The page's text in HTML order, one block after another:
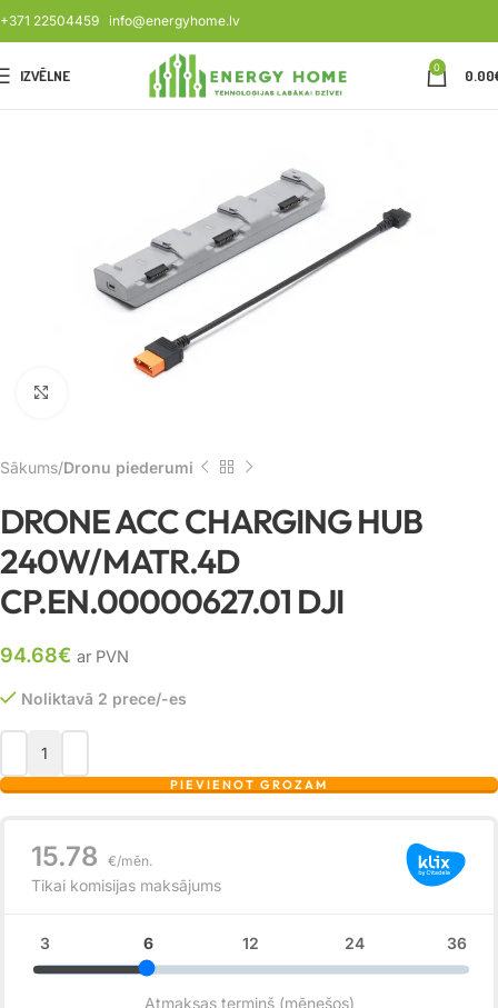
+371 22504459 info@energyhome.lv
IZVĒLNE 0 0.00
Sākums Dronu piederumi
DRONE ACC CHARGING HUB
240W/MATR.4D
CP.EN.00000627.01 DJI
94.68€ ar PVN
Noliktavā 2 prece/-es
PIEVIENOT GROZAM